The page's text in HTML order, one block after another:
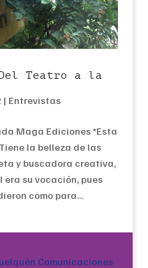
Teatro a la
| Entrevistas
Maga Ediciones *Esta
la belleza de las
y buscadora creativa,
su vocación, pues
como para...
Comunicaciones